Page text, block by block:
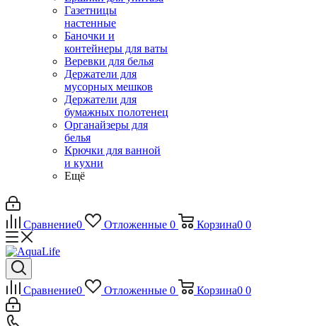
Газетницы
настенные
Баночки и
контейнеры для ваты
Веревки для белья
Держатели для
мусорных мешков
Держатели для
бумажных полотенец
Органайзеры для
белья
Крючки для ванной
и кухни
Ещё
Сравнение0 Отложенные 0 Корзина0 0
Сравнение0 Отложенные 0 Корзина0 0